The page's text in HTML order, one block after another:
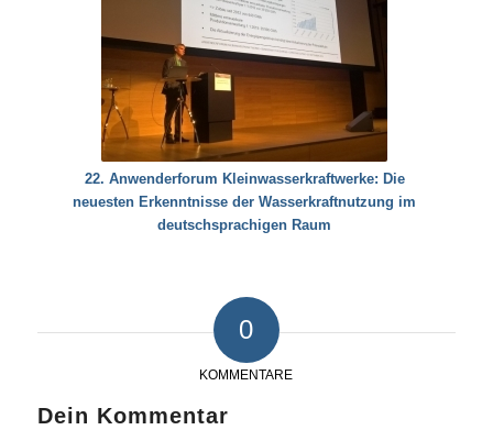
22. Anwenderforum Kleinwasserkraftwerke: Die
neuesten Erkenntnisse der Wasserkraftnutzung im
deutschsprachigen Raum
0
KOMMENTARE
Dein Kommentar